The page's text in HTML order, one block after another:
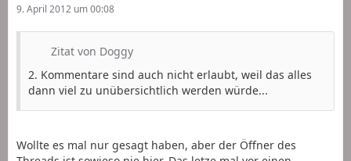
9. April 2012 um 00:08
Zitat von Doggy
2. Kommentare sind auch nicht erlaubt, weil das alles
dann viel zu unübersichtlich werden würde...
Wollte es mal nur gesagt haben, aber der Öffner des